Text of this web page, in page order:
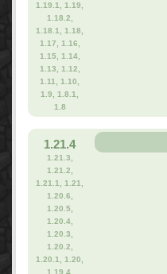
1.19.1, 1.19,
1.18.2,
1.18.1, 1.18,
1.17, 1.16,
1.15, 1.14,
1.13, 1.12,
1.11, 1.10,
1.9, 1.8.1,
1.8
1.21.4
1.21.3,
1.21.2,
1.21.1, 1.21,
1.20.6,
1.20.5,
1.20.4,
1.20.3,
1.20.2,
1.20.1, 1.20,
1.19.4,